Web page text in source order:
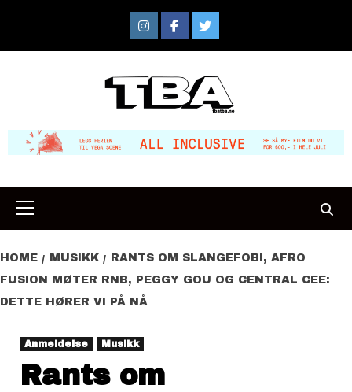
content
InstagramFacebook
Twitter
Primary
Menu
HOME MUSIKK
RANTS OM SLANGEFOBI, AFRO
FUSION MØTER RNB, PEGGY GOU OG CENTRAL CEE:
DETTE HØRER VI PÅ NÅ
Anmeldelse Musikk
Rants om